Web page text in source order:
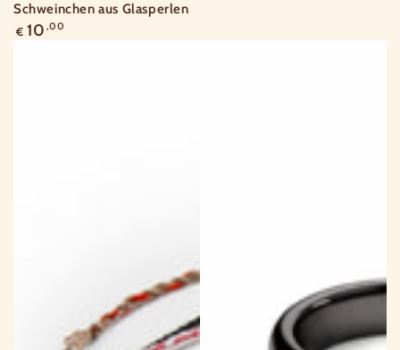
Schweinchen aus Glasperlen
Regulärer
€ 10 ,00